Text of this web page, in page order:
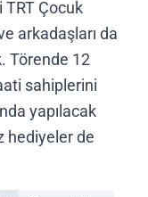
Çocuk
arkadaşları da
Törende 12
sahiplerini
yapılacak
hediyeler de